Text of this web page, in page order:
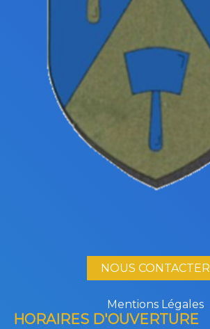
NOUS CONTACTER
Mentions Légales
HORAIRES D'OUVERTURE